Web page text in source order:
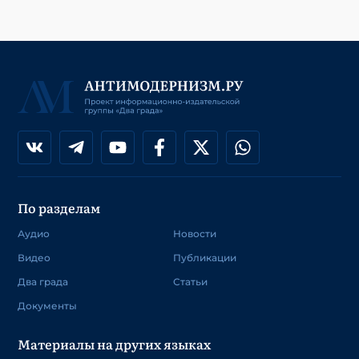
По разделам
Аудио
Видео
Два града
Документы
Новости
Публикации
Статьи
Материалы на других языках